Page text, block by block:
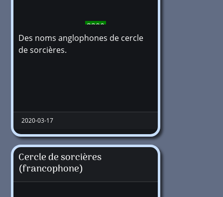
3390
Des noms anglophones de cercle
de sorcières.
2020-03-17
Cercle de sorcières
(francophone)